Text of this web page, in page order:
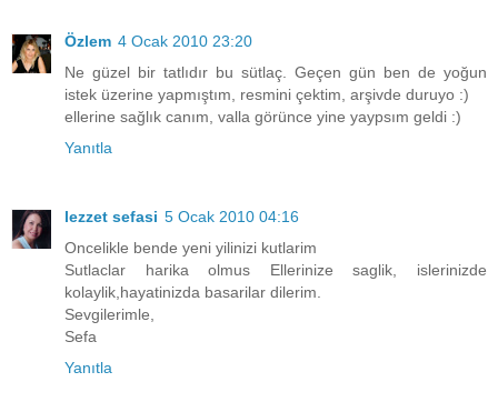
Özlem 4 Ocak 2010 23:20
Ne güzel bir tatlıdır bu sütlaç. Geçen gün ben de yoğun
istek üzerine yapmıştım, resmini çektim, arşivde duruyo :)
ellerine sağlık canım, valla görünce yine yaypsım geldi :)
Yanıtla
lezzet sefasi 5 Ocak 2010 04:16
Oncelikle bende yeni yilinizi kutlarim
Sutlaclar harika olmus Ellerinize saglik, islerinizde
kolaylik,hayatinizda basarilar dilerim.
Sevgilerimle,
Sefa
Yanıtla